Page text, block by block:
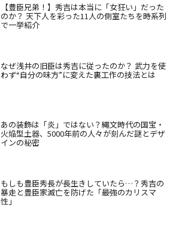
【豊臣兄弟！】秀吉は本当に「女狂い」だった
のか？ 天下人を彩った11人の側室たちを時系列
で一挙紹介
なぜ浅井の旧臣は秀吉に従ったのか？ 武力を使
わず“自分の味方”に変えた裏工作の技法とは
あの装飾は「炎」ではない？縄文時代の国宝・
火焔型土器、5000年前の人々が刻んだ謎とデザ
インの秘密
もしも豊臣秀長が長生きしていたら…？秀吉の
暴走と豊臣家滅亡を防げた「最強のカリスマ
性」